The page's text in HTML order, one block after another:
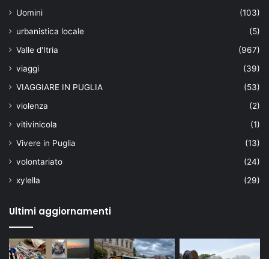
Uomini
(103)
urbanistica locale
(5)
Valle d'Itria
(967)
viaggi
(39)
VIAGGIARE IN PUGLIA
(53)
violenza
(2)
vitivinicola
(1)
Vivere in Puglia
(13)
volontariato
(24)
xylella
(29)
Ultimi aggiornamenti